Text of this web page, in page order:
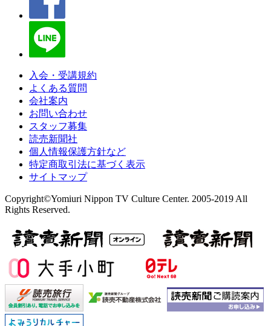
入会・受講規約
よくある質問
会社案内
お問い合わせ
スタッフ募集
読売新聞社
個人情報保護方針など
特定商取引法に基づく表示
サイトマップ
Copyright©Yomiuri Nippon TV Culture Center. 2005-2019 All
Rights Reserved.